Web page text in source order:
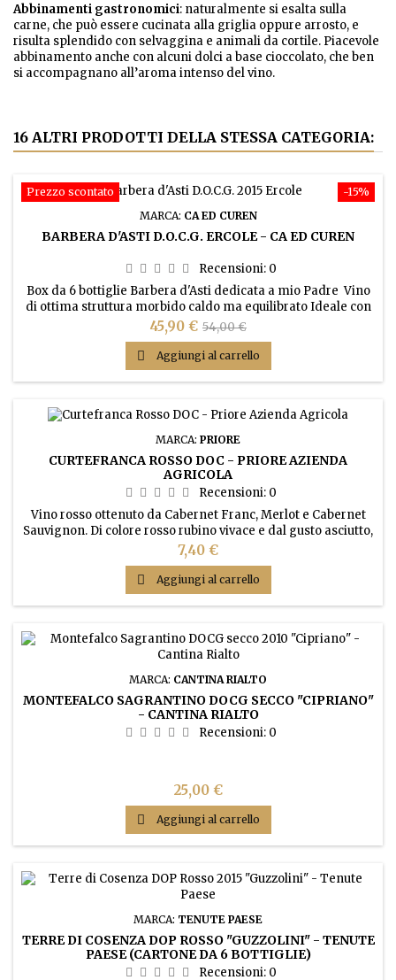
Abbinamenti gastronomici: naturalmente si esalta sulla
carne, che può essere cucinata alla griglia oppure arrosto, e
risulta splendido con selvaggina e animali da cortile. Piacevole
abbinamento anche con alcuni dolci a base cioccolato, che ben
si accompagnano all’aroma intenso del vino.
16 ALTRI PRODOTTI DELLA STESSA CATEGORIA:
-15%
Prezzo scontato
MARCA: CA ED CUREN
BARBERA D'ASTI D.O.C.G. ERCOLE - CA ED CUREN
Recensioni: 0
Box da 6 bottiglie Barbera d'Asti dedicata a mio Padre Vino
di ottima struttura morbido caldo ma equilibrato Ideale con
secondi piatti importanti, carni rosse, selvaggina formaggi
stagionati. Lungo periodo di affinamento in bottiglia.
Prezzo
45,90 € Prezzo
base
54,00 €
 Aggiungi al carrello
MARCA: PRIORE
CURTEFRANCA ROSSO DOC - PRIORE AZIENDA
AGRICOLA
Recensioni: 0
Vino rosso ottenuto da Cabernet Franc, Merlot e Cabernet
Sauvignon. Di colore rosso rubino vivace e dal gusto asciutto,
vinoso e fruttato con sentori di ribes e cannella, riesce ad
accompagnare ed esaltare secondi piatti di carne non
eccessivamente saporiti.
Prezzo
7,40 €
 Aggiungi al carrello
MARCA: CANTINA RIALTO
MONTEFALCO SAGRANTINO DOCG SECCO "CIPRIANO"
- CANTINA RIALTO
Recensioni: 0
Prezzo
25,00 €
 Aggiungi al carrello
MARCA: TENUTE PAESE
TERRE DI COSENZA DOP ROSSO "GUZZOLINI" - TENUTE
PAESE (CARTONE DA 6 BOTTIGLIE)
Recensioni: 0